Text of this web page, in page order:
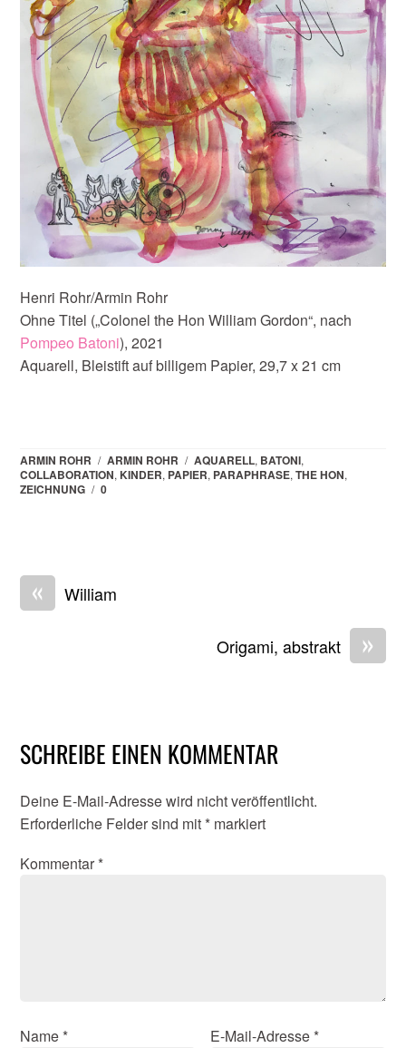
Henri Rohr/Armin Rohr
Ohne Titel („Colonel the Hon William Gordon“, nach
Pompeo Batoni), 2021
Aquarell, Bleistift auf billigem Papier, 29,7 x 21 cm
ARMIN ROHR / ARMIN ROHR / AQUARELL, BATONI,
COLLABORATION, KINDER, PAPIER, PARAPHRASE,THE HON,
ZEICHNUNG / 0
« William
»
Origami, abstrakt
SCHREIBE EINEN KOMMENTAR
Deine E-Mail-Adresse wird nicht veröffentlicht.
Erforderliche Felder sind mit * markiert
Kommentar *
Name * E-Mail-Adresse *